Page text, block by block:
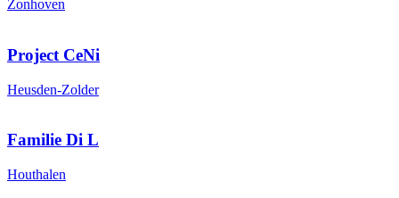
Zonhoven
Project CeNi
Heusden-Zolder
Familie Di L
Houthalen